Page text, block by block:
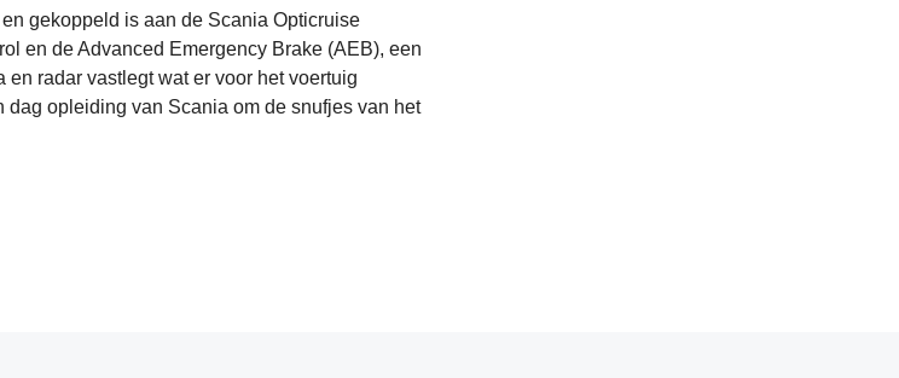
gekoppeld is aan de Scania Opticruise
en de Advanced Emergency Brake (AEB), een
radar vastlegt wat er voor het voertuig
opleiding van Scania om de snufjes van het